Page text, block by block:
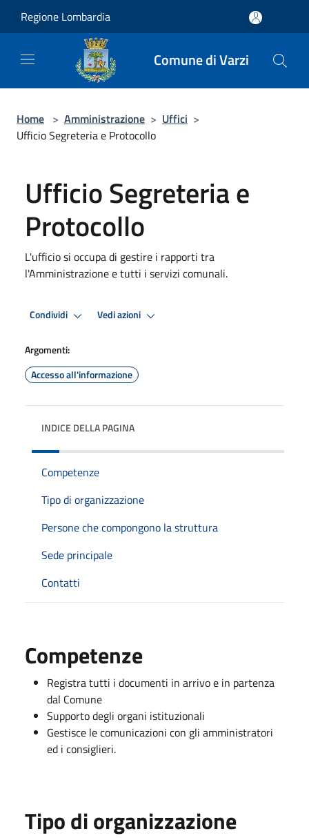
Regione Lombardia
Comune di Varzi
Home > Amministrazione > Uffici >
Ufficio Segreteria e Protocollo
Ufficio Segreteria e
Protocollo
L'ufficio si occupa di gestire i rapporti tra
l'Amministrazione e tutti i servizi comunali.
Condividi Vedi azioni
Argomenti:
Accesso all'informazione
INDICE DELLA PAGINA
Competenze
Tipo di organizzazione
Persone che compongono la struttura
Sede principale
Contatti
Competenze
Registra tutti i documenti in arrivo e in partenza
dal Comune
Supporto degli organi istituzionali
Gestisce le comunicazioni con gli amministratori
ed i consiglieri.
Tipo di organizzazione